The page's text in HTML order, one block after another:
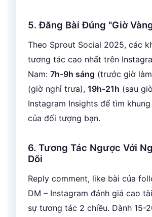
5. Đăng Bài Đúng "Giờ
Theo Sprout Social 2025, các
tương tác cao nhất trên
Nam: 7h-9h sáng (trước giờ
(giờ nghỉ trưa), 19h-21h (sau
Instagram Insights để tìm
của đối tượng bạn.
6. Tương Tác Ngược Với
Dõi
Reply comment, like bài của
DM – Instagram đánh giá cao
sự tương tác 2 chiều. Dành 15-